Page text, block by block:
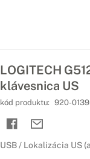
LOGITECH
klávesnica US
kód produktu: 920-
USB / Lokalizácia US